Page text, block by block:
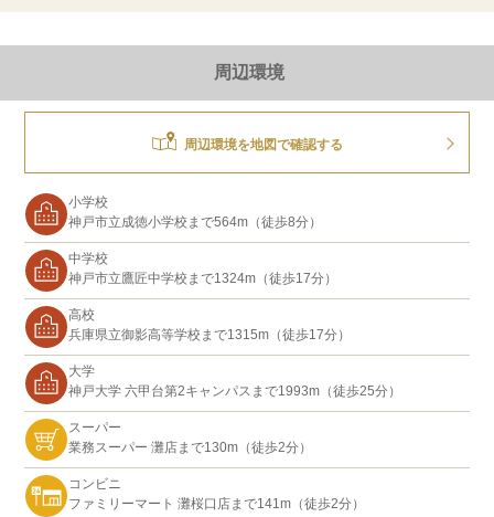
周辺環境
周辺環境を地図で確認する
小学校
神戸市立成徳小学校まで564m（徒歩8分）
中学校
神戸市立鷹匠中学校まで1324m（徒歩17分）
高校
兵庫県立御影高等学校まで1315m（徒歩17分）
大学
神戸大学 六甲台第2キャンパスまで1993m（徒歩25分）
スーパー
業務スーパー 灘店まで130m（徒歩2分）
コンビニ
ファミリーマート 灘桜口店まで141m（徒歩2分）